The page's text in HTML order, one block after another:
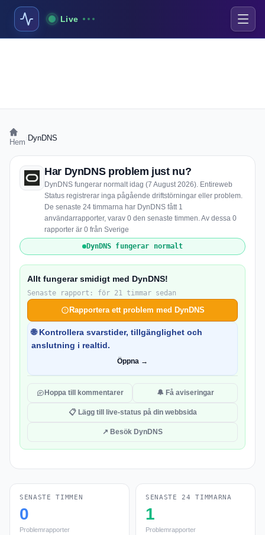
Live
Hem DynDNS
Har DynDNS problem just nu?
DynDNS fungerar normalt idag (7 August 2026). Entireweb
Status registrerar inga pågående driftstörningar eller problem.
De senaste 24 timmarna har DynDNS fått 1
användarrapporter, varav 0 den senaste timmen. Av dessa 0
rapporter är 0 från Sverige
DynDNS fungerar normalt
Allt fungerar smidigt med DynDNS!
Senaste rapport: för 21 timmar sedan
Rapportera ett problem med DynDNS
🌐 Kontrollera svarstider, tillgänglighet och
anslutning i realtid.
Öppna →
Hoppa till kommentarer 🔔 Få aviseringar
📋 Lägg till live-status på din webbsida
↗ Besök DynDNS
SENASTE TIMMEN
0
Problemrapporter
SENASTE 24 TIMMARNA
1
Problemrapporter